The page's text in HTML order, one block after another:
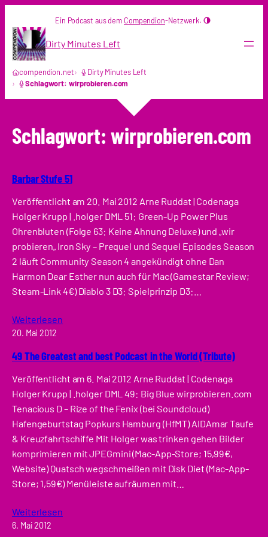
Inhalt
springen
Ein Podcast aus dem Compendion-Netzwerk.
Dirty Minutes Left
compendion.net
Dirty Minutes Left
Schlagwort: wirprobieren.com
Schlagwort: wirprobieren.com
Barbar Stufe 51
Veröffentlicht am 20. Mai 2012 Arne Ruddat | Codenaga
Holger Krupp | .holger DML 51: Green-Up Power Plus
Ohrenbluten (Folge 63: Keine Ahnung Deluxe) und „wir
probieren„ Iron Sky – Prequel und Sequel Episodes Season
2 läuft Community Season 4 angekündigt ohne Dan
Harmon Dear Esther nun auch für Mac (Gamestar Review;
Steam-Link 4€) Diablo 3 D3: Spielprinzip D3:…
Weiterlesen
20. Mai 2012
49 The Greatest and best Podcast in the World (Tribute)
Veröffentlicht am 6. Mai 2012 Arne Ruddat | Codenaga
Holger Krupp | .holger DML 49: Big Blue wirprobieren.com
Tenacious D – Rize of the Fenix (bei Soundcloud)
Hafengeburtstag Popkurs Hamburg (HfMT) AIDAmar Taufe
& Kreuzfahrtschiffe Mit Holger was trinken gehen Bilder
komprimieren mit JPEGmini (Mac-App-Store; 15,99€,
Website) Quatsch wegschmeißen mit Disk Diet (Mac-App-
Store; 1,59€) Menüleiste aufräumen mit…
Weiterlesen
6. Mai 2012